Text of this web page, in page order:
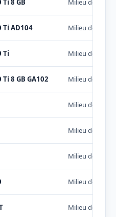
Ti AD104 Milieu de
Ti Milieu de
8 GB GA102 Milieu de
Milieu de
Milieu de
Milieu de
Milieu de
Milieu de